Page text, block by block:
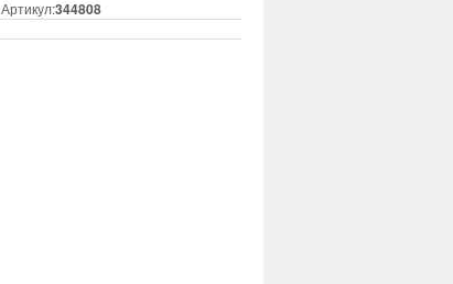
Артикул:344808